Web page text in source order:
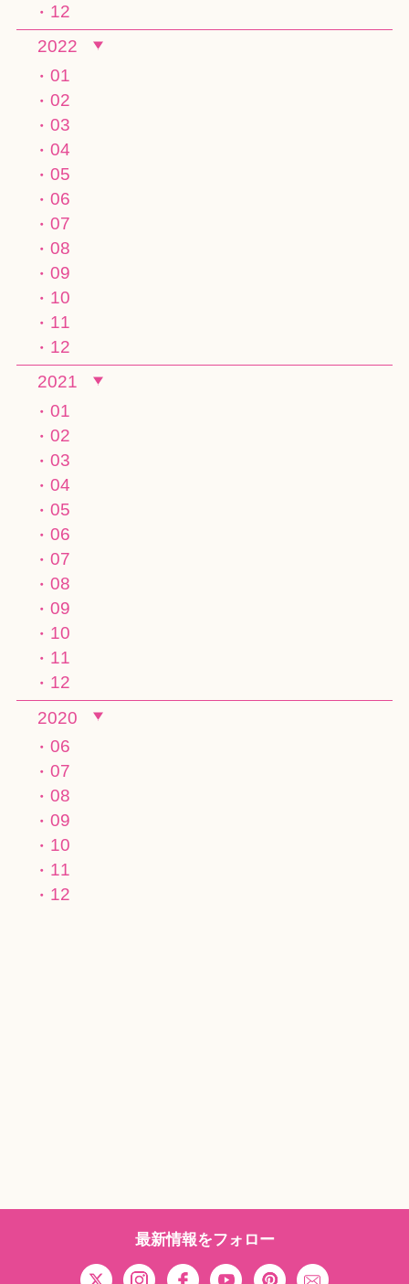
12
2022
01
02
03
04
05
06
07
08
09
10
11
12
2021
01
02
03
04
05
06
07
08
09
10
11
12
2020
06
07
08
09
10
11
12
最新情報をフォロー